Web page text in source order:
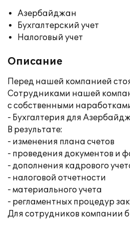
Азербайджан
Бухгалтерский учет
Налоговый учет
Описание
Перед нашей компанией
Сотрудниками нашей
с собственными
- Бухгалтерия для
В результате:
- изменения плана счетов
- проведения документов и
- дополнения кадрового
- налоговой отчетности
- материального учета
- регламентных процедур
Для сотрудников компании